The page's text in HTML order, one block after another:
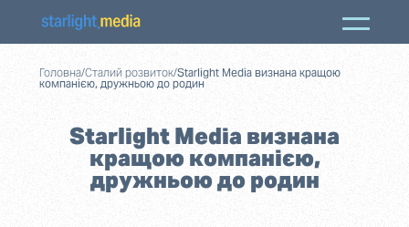
Головна/Сталий розвиток/Starlight Media визнана кращою
компанією, дружньою до родин
Starlight Media визнана
кращою компанією,
дружньою до родин